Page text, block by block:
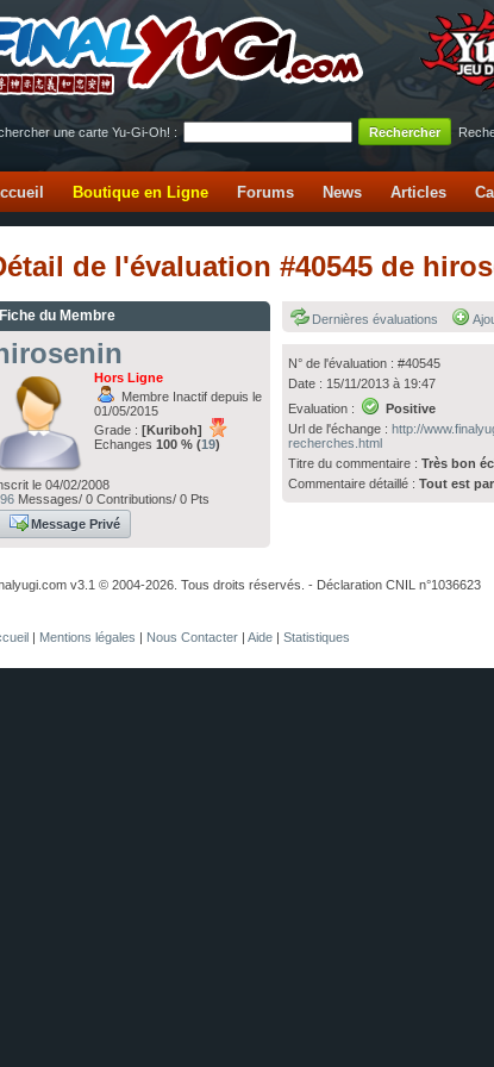
une carte Yu-Gi-Oh! :
Boutique en Ligne Forums News Articles
de l'évaluation #40545 de
Fiche du Membre
Hors Ligne
Membre Inactif depuis le
01/05/2015
Grade : [Kuriboh]
Echanges 100 % (19)
le 04/02/2008
Messages/ 0 Contributions/ 0 Pts
Message Privé
Dernières évaluations
N° de l'évaluation : #40545
Date : 15/11/2013 à 19:47
Evaluation :
Positive
Url de l'échange : http://
recherches.html
Titre du commentaire : Très bon
Commentaire détaillé : Tout est
v3.1 © 2004-2026. Tous droits réservés. - Déclaration CNIL n°1036623
| Mentions légales | Nous Contacter | Aide | Statistiques